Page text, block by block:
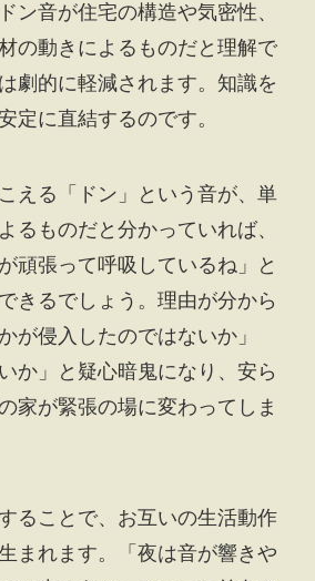
ン音が住宅の構造や気密性、
の動きによるものだと理解で
劇的に軽減されます。知識を
定に直結するのです。
える「ドン」という音が、単
るものだと分かっていれば、
頑張って呼吸しているね」と
きるでしょう。理由が分から
が侵入したのではないか」
か」と疑心暗鬼になり、安ら
家が緊張の場に変わってしま
ることで、お互いの生活動作
まれます。「夜は音が響きや